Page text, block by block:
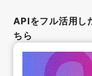
APIをフル活用
ちら